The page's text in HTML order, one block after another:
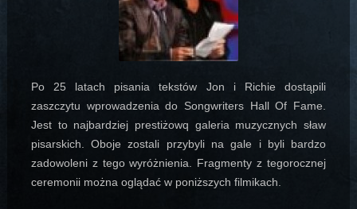
Po 25 latach pisania tekstów Jon i Richie dostąpili
zaszczytu wprowadzenia do Songwriters Hall Of Fame.
Jest to najbardziej prestiżowq galeria muzycznych sław
pisarskich. Oboje zostali przybyli na gale i byli bardzo
zadowoleni z tego wyróżnienia. Fragmenty z tegorocznej
ceremonii można oglądać w poniższych filmikach.